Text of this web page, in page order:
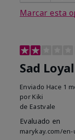
Marcar esta
Sad
Enviado Hace 1
por Kiki
de Eastvale
Evaluado en
marykay.com/